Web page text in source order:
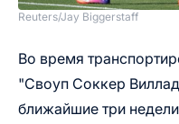
Reuters/Jay Biggerstaff
Во время
"Своуп Соккер
ближайшие три